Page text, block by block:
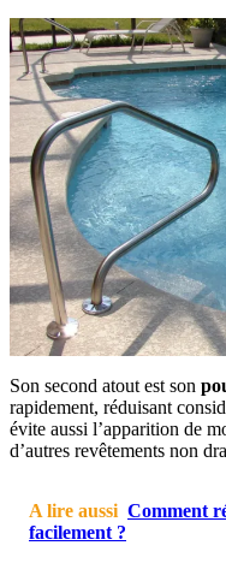
Son second atout est son
rapidement, réduisant
évite aussi l’apparition de
d’autres revêtements non
A lire aussi Comment
facilement ?